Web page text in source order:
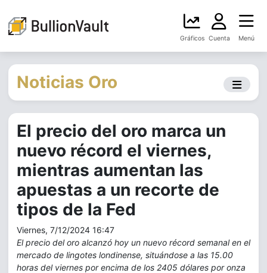
Gráficos Cuenta Menú
Noticias Oro
El precio del oro marca un
nuevo récord el viernes,
mientras aumentan las
apuestas a un recorte de
tipos de la Fed
Viernes, 7/12/2024 16:47
El precio del oro alcanzó hoy un nuevo récord semanal en el
mercado de lingotes londinense, situándose a las 15.00
horas del viernes por encima de los 2405 dólares por onza